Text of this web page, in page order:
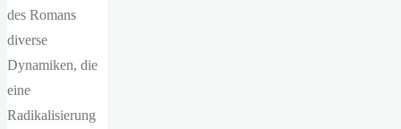
des Romans
diverse
Dynamiken, die
eine
Radikalisierung